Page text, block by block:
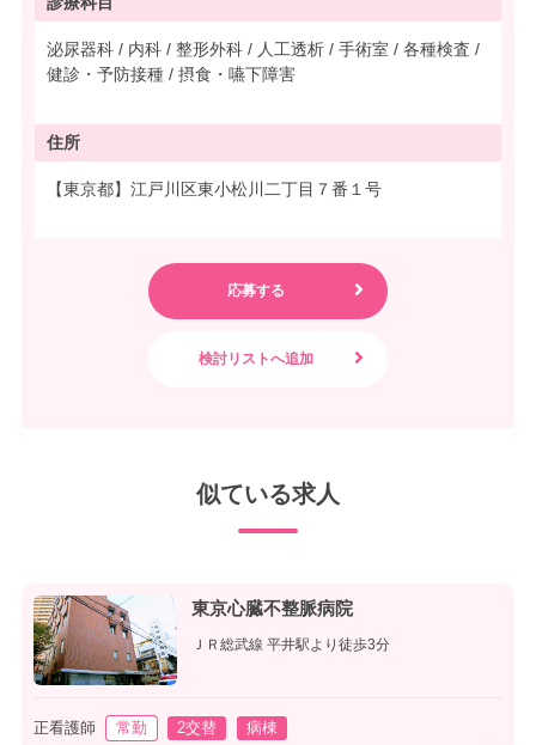
泌尿器科 / 内科 / 整形外科 / 人工透析 / 手術室 / 各種検査 /
健診・予防接種 / 摂食・嚥下障害
住所
【東京都】江戸川区東小松川二丁目７番１号
似ている求人
東京心臓不整脈病院
ＪＲ総武線 平井駅より徒歩3分
正看護師 常勤 2交替
病棟